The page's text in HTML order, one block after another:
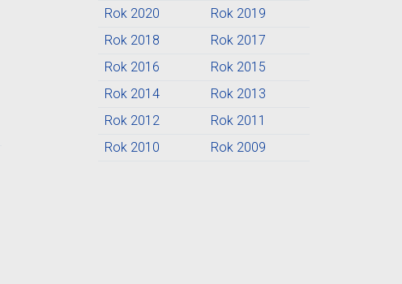
Rok 2020
Rok 2019
Rok 2018
Rok 2017
Rok 2016
Rok 2015
Rok 2014
Rok 2013
Rok 2012
Rok 2011
Rok 2010
Rok 2009